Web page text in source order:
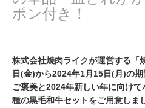
ポン付き！
株式会社焼肉ライクが運営する「
日(金)から2024年1月15日(月)の
ご褒美と2024年新しい年に向け
種の黒毛和牛セットをご用意しま